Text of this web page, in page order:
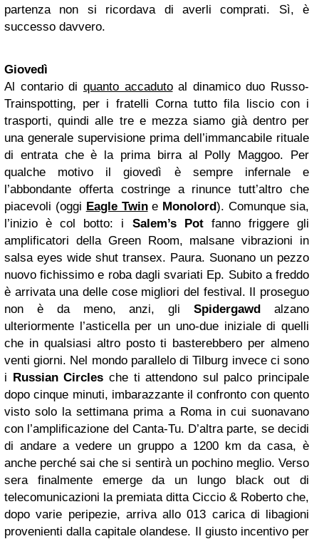
partenza non si ricordava di averli comprati. Sì, è
successo davvero.
Giovedì
Al contario di quanto accadutoal dinamico duo Russo-
Trainspotting, per i fratelli Corna tutto fila liscio con i
trasporti, quindi alle tre e mezza siamo già dentro per
una generale supervisione prima dell’immancabile rituale
di entrata che è la prima birra al Polly Maggoo. Per
qualche motivo il giovedì è sempre infernale e
l’abbondante offerta costringe a rinunce tutt’altro che
piacevoli (oggi Eagle Twine Monolord). Comunque sia,
l’inizio è col botto: i Salem’s Potfanno friggere gli
amplificatori della Green Room, malsane vibrazioni in
salsa eyes wide shut transex. Paura. Suonano un pezzo
nuovo fichissimo e roba dagli svariati Ep. Subito a freddo
è arrivata una delle cose migliori del festival. Il proseguo
non è da meno, anzi, gliSpidergawd alzano
ulteriormente l’asticella per un uno-due iniziale di quelli
che in qualsiasi altro posto ti basterebbero per almeno
venti giorni. Nel mondo parallelo di Tilburg invece ci sono
i Russian Circles che ti attendono sul palco principale
dopo cinque minuti, imbarazzante il confronto con quento
visto solo la settimana prima a Roma in cui suonavano
con l’amplificazione del Canta-Tu. D’altra parte, se decidi
di andare a vedere un gruppo a 1200 km da casa, è
anche perché sai che si sentirà un pochino meglio. Verso
sera finalmente emerge da un lungo black out di
telecomunicazioni la premiata ditta Ciccio & Roberto che,
dopo varie peripezie, arriva allo 013 carica di libagioni
provenienti dalla capitale olandese. Il giusto incentivo per